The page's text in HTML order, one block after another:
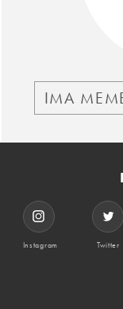
IMA
Instagram Twitter